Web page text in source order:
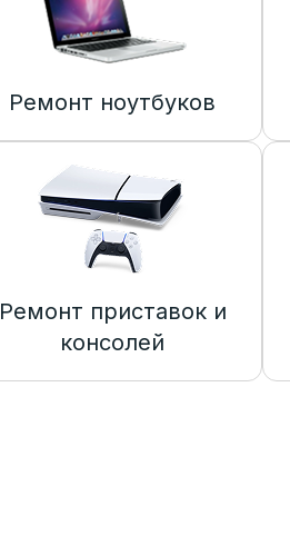
Ремонт ноутбуков
Ремонт приставок и
консолей